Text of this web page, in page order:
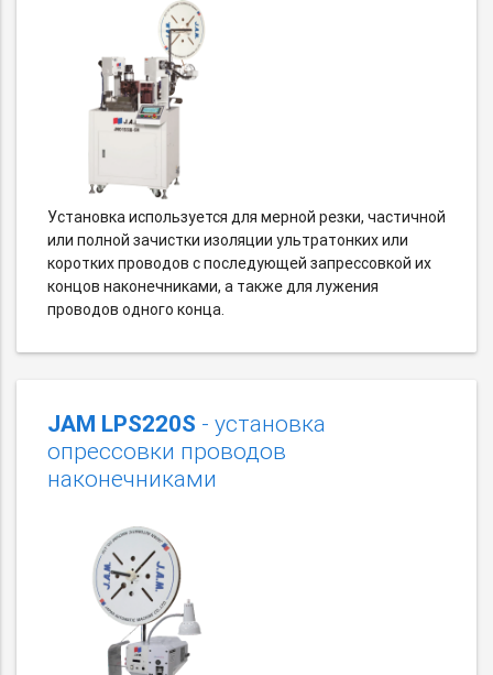
Установка используется для мерной резки, частичной
или полной зачистки изоляции ультратонких или
коротких проводов с последующей запрессовкой их
концов наконечниками, а также для лужения
проводов одного конца.
JAM LPS220S - установка
опрессовки проводов
наконечниками